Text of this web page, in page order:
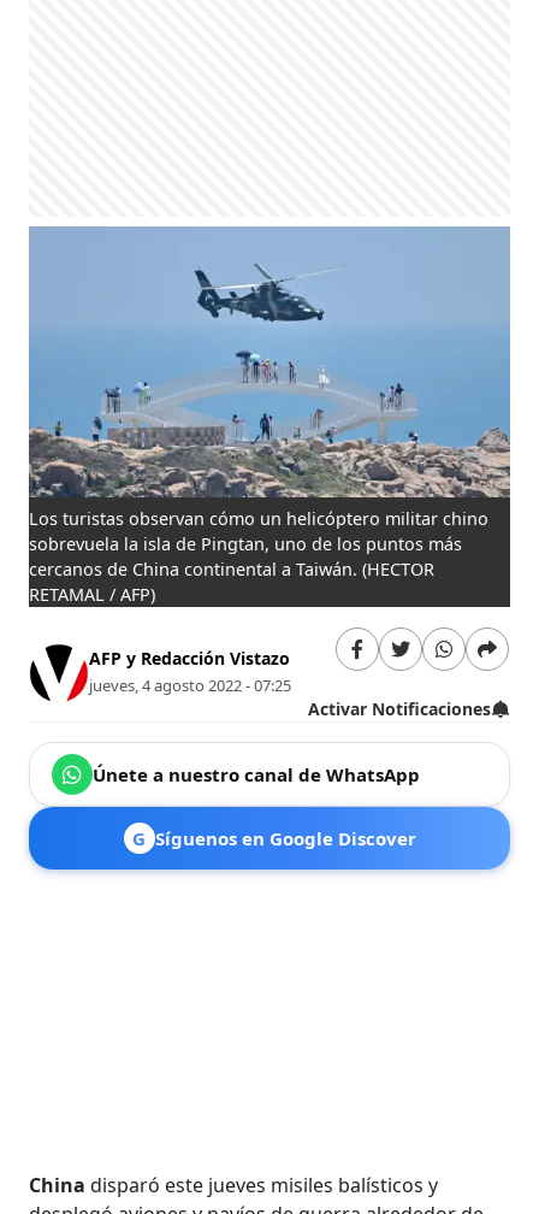
Los turistas observan cómo un helicóptero militar chino
sobrevuela la isla de Pingtan, uno de los puntos más
cercanos de China continental a Taiwán. (HECTOR
RETAMAL / AFP)
AFP y Redacción Vistazo
jueves, 4 agosto 2022 - 07:25
Activar Notificaciones
Únete a nuestro canal de WhatsApp
G Síguenos en Google Discover
China disparó este jueves misiles balísticos y